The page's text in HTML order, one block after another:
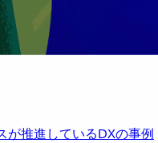
が推進しているDXの事例